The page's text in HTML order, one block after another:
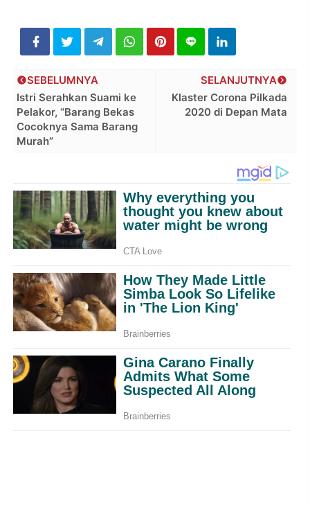
SELANJUTNYA
Klaster Corona Pilkada
2020 di Depan Mata
SEBELUMNYA
Istri Serahkan Suami ke
Pelakor, “Barang Bekas
Cocoknya Sama Barang
Murah”